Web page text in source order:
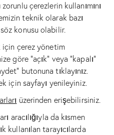
çerezlerin kullanımını
teknik olarak bazı
söz konusu olabilir.
çerez yönetim
göre “açık” veya “kapalı”
butonuna tıklayınız.
için sayfayı yenileyiniz.
üzerinden erişebilirsiniz.
aracılığıyla da kısmen
kullanılan tarayıcılarda